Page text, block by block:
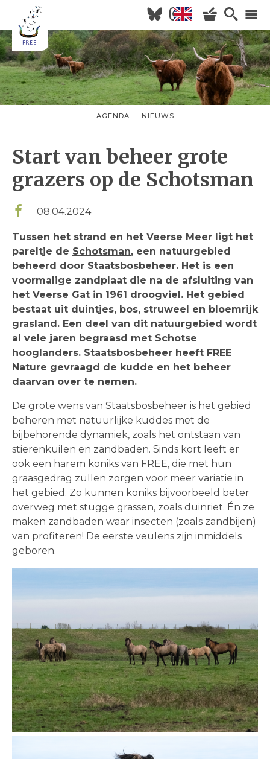
Overslaan
naar
de
inhoud
gaan
Hoofdnavigatie
HOME
NIEUWS
KOM KIJKEN
WILDERNISVLEES
nieuwsmenuAGENDA NIEUWS
Start van beheer grote
grazers op de Schotsman
08.04.2024
Tussen het strand en het Veerse Meer ligt het
pareltje de Schotsman, een natuurgebied
beheerd door Staatsbosbeheer. Het is een
voormalige zandplaat die na de afsluiting van
het Veerse Gat in 1961 droogviel. Het gebied
bestaat uit duintjes, bos, struweel en bloemrijk
grasland. Een deel van dit natuurgebied wordt
al vele jaren begraasd met Schotse
hooglanders. Staatsbosbeheer heeft FREE
Nature gevraagd de kudde en het beheer
daarvan over te nemen.
De grote wens van Staatsbosbeheer is het gebied
beheren met natuurlijke kuddes met de
bijbehorende dynamiek, zoals het ontstaan van
stierenkuilen en zandbaden. Sinds kort leeft er
ook een harem koniks van FREE, die met hun
graasgedrag zullen zorgen voor meer variatie in
het gebied. Zo kunnen koniks bijvoorbeeld beter
overweg met stugge grassen, zoals duinriet. Én ze
maken zandbaden waar insecten (zoals zandbijen)
van profiteren! De eerste veulens zijn inmiddels
geboren.